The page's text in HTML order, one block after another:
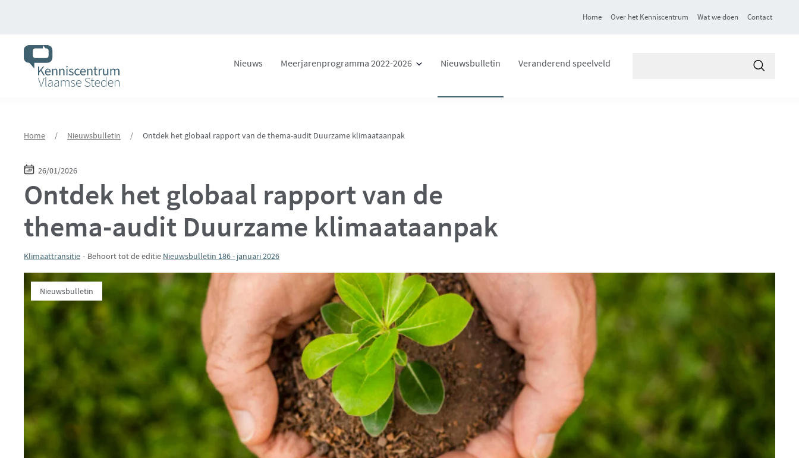
Home Over het Kenniscentrum Wat we doen Contact
Nieuws Meerjarenprogramma 2022-2026 Nieuwsbulletin Veranderend speelveld
Home / Nieuwsbulletin / Ontdek het globaal rapport van de thema-audit Duurzame klimaataanpak
26/01/2026
Ontdek het globaal rapport van de
thema-audit Duurzame klimaataanpak
Klimaattransitie Behoort tot de editie Nieuwsbulletin 186 - januari 2026
Nieuwsbulletin